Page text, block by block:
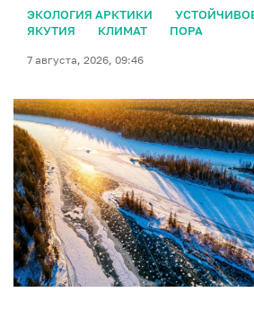
ЭКОЛОГИЯ АРКТИКИ
ЯКУТИЯ
КЛИМАТ ПОРА
7 августа, 2026, 09:46